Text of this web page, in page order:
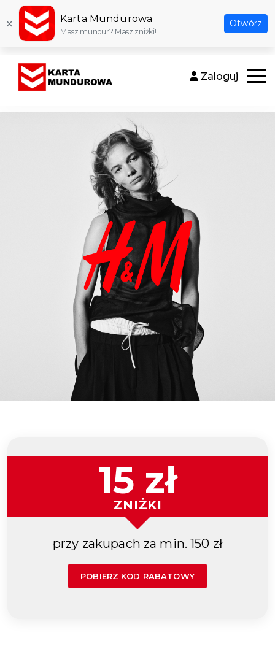
× Karta Mundurowa
Masz mundur? Masz zniżki!
Otwórz
Zaloguj
15 zł
ZNIŻKI
przy zakupach za min. 150 zł
POBIERZ KOD RABATOWY